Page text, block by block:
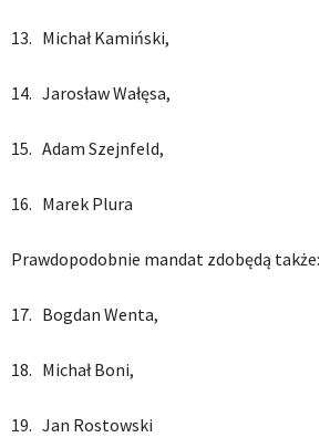
13. Michał Kamiński,
14. Jarosław Wałęsa,
15. Adam Szejnfeld,
16. Marek Plura
Prawdopodobnie mandat zdobędą także:
17. Bogdan Wenta,
18. Michał Boni,
19. Jan Rostowski